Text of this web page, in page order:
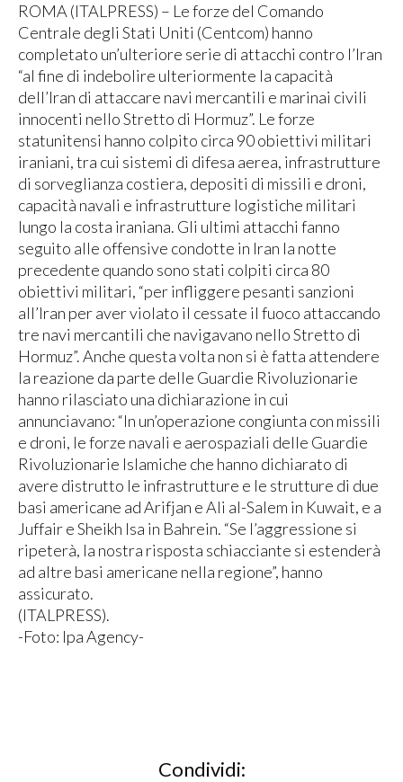
ROMA (ITALPRESS) – Le forze del Comando
Centrale degli Stati Uniti (Centcom) hanno
completato un’ulteriore serie di attacchi contro l’Iran
“al fine di indebolire ulteriormente la capacità
dell’Iran di attaccare navi mercantili e marinai civili
innocenti nello Stretto di Hormuz”. Le forze
statunitensi hanno colpito circa 90 obiettivi militari
iraniani, tra cui sistemi di difesa aerea, infrastrutture
di sorveglianza costiera, depositi di missili e droni,
capacità navali e infrastrutture logistiche militari
lungo la costa iraniana. Gli ultimi attacchi fanno
seguito alle offensive condotte in Iran la notte
precedente quando sono stati colpiti circa 80
obiettivi militari, “per infliggere pesanti sanzioni
all’Iran per aver violato il cessate il fuoco attaccando
tre navi mercantili che navigavano nello Stretto di
Hormuz”. Anche questa volta non si è fatta attendere
la reazione da parte delle Guardie Rivoluzionarie
hanno rilasciato una dichiarazione in cui
annunciavano: “In un’operazione congiunta con missili
e droni, le forze navali e aerospaziali delle Guardie
Rivoluzionarie Islamiche che hanno dichiarato di
avere distrutto le infrastrutture e le strutture di due
basi americane ad Arifjan e Ali al-Salem in Kuwait, e a
Juffair e Sheikh Isa in Bahrein. “Se l’aggressione si
ripeterà, la nostra risposta schiacciante si estenderà
ad altre basi americane nella regione”, hanno
assicurato.
(ITALPRESS).
-Foto: Ipa Agency-
Condividi: